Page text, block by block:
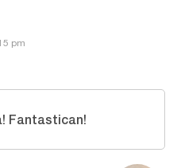
pm
Fantastican!